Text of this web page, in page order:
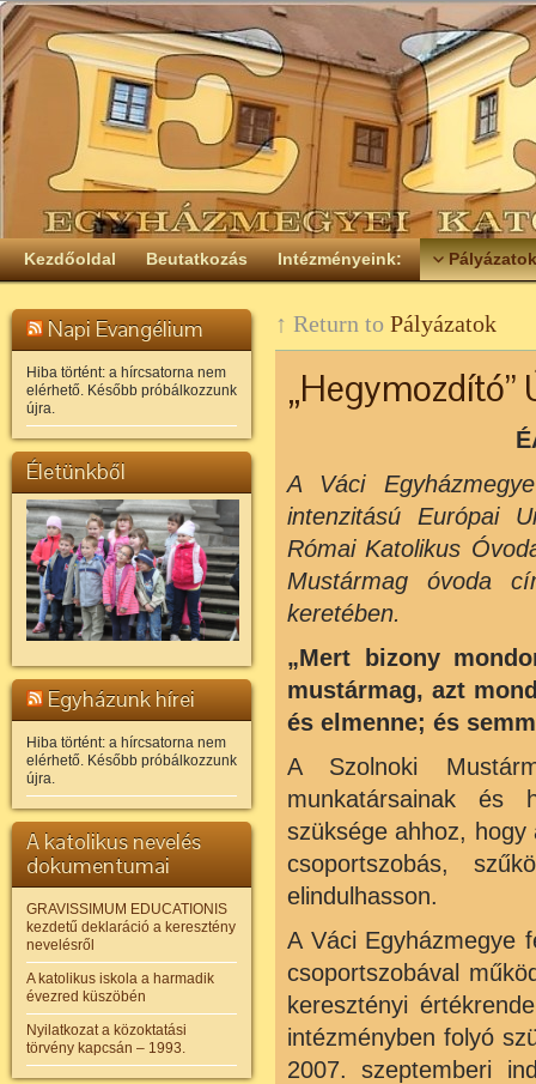
Kezdőoldal Beutatkozás Intézményeink: Pályázatok
Napi Evangélium
Hiba történt: a hírcsatorna nem
elérhető. Később próbálkozzunk
újra.
Életünkből
Egyházunk hírei
Hiba történt: a hírcsatorna nem
elérhető. Később próbálkozzunk
újra.
A katolikus nevelés
dokumentumai
GRAVISSIMUM EDUCATIONIS
kezdetű deklaráció a keresztény
nevelésről
A katolikus iskola a harmadik
évezred küszöbén
Nyilatkozat a közoktatási
törvény kapcsán – 1993.
↑ Return to Pályázatok
A Váci
intenzitású Európai
Római Katolikus
Mustármag óvoda
keretében.
„Mert bizony
mustármag, azt
és elmenne; és
A Szolnoki
munkatársainak és
szüksége ahhoz,
csoportszobás,
elindulhasson.
A Váci Egyházmegye
csoportszobával
keresztényi
intézményben folyó
2007. szeptemberi